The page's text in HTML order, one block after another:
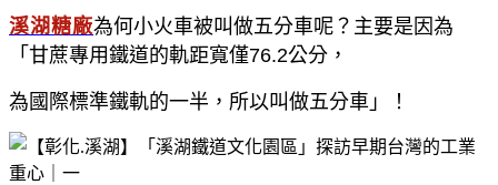
溪湖糖廠為何小火車被叫做五分車呢？主要是因為
「甘蔗專用鐵道的軌距寬僅76.2公分，
為國際標準鐵軌的一半，所以叫做五分車」！